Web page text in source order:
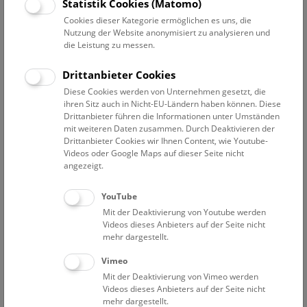
Erweiterte Suche
Filter zurücksetzen
25. Juni 2024
Bisher keine Ergebnisse. Dienstags ist das NHM Wien
in der Regel geschlossen. Ausnahmen finden sie
Eine Nacht im Museum
Statistik Cookies (Matomo)
Cookies dieser Kategorie ermöglichen es uns, die
Nutzung der Website anonymisiert zu analysieren und
die Leistung zu messen.
Drittanbieter Cookies
Diese Cookies werden von Unternehmen gesetzt, die
ihren Sitz auch in Nicht-EU-Ländern haben können. Diese
Drittanbieter führen die Informationen unter Umständen
mit weiteren Daten zusammen. Durch Deaktivieren der
Drittanbieter Cookies wir Ihnen Content, wie Youtube-
Videos oder Google Maps auf dieser Seite nicht
angezeigt.
YouTube
Mit der Deaktivierung von Youtube werden
Videos dieses Anbieters auf der Seite nicht
mehr dargestellt.
Vimeo
Mit der Deaktivierung von Vimeo werden
Videos dieses Anbieters auf der Seite nicht
mehr dargestellt.